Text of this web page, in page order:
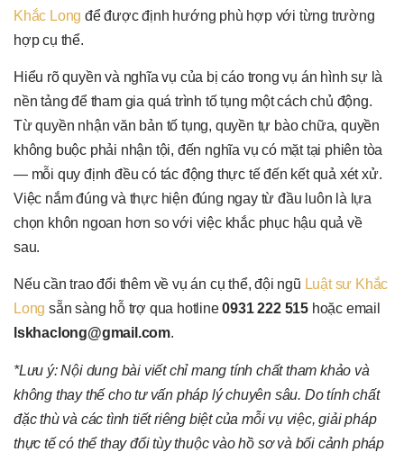
Khắc Long để được định hướng phù hợp với từng trường
hợp cụ thể.
Hiểu rõ quyền và nghĩa vụ của bị cáo trong vụ án hình sự là
nền tảng để tham gia quá trình tố tụng một cách chủ động.
Từ quyền nhận văn bản tố tụng, quyền tự bào chữa, quyền
không buộc phải nhận tội, đến nghĩa vụ có mặt tại phiên tòa
— mỗi quy định đều có tác động thực tế đến kết quả xét xử.
Việc nắm đúng và thực hiện đúng ngay từ đầu luôn là lựa
chọn khôn ngoan hơn so với việc khắc phục hậu quả về
sau.
Nếu cần trao đổi thêm về vụ án cụ thể, đội ngũ Luật sư Khắc
Long sẵn sàng hỗ trợ qua hotline0931 222 515 hoặc email
lskhaclong@gmail.com.
*Lưu ý: Nội dung bài viết chỉ mang tính chất tham khảo và
không thay thế cho tư vấn pháp lý chuyên sâu. Do tính chất
đặc thù và các tình tiết riêng biệt của mỗi vụ việc, giải pháp
thực tế có thể thay đổi tùy thuộc vào hồ sơ và bối cảnh pháp